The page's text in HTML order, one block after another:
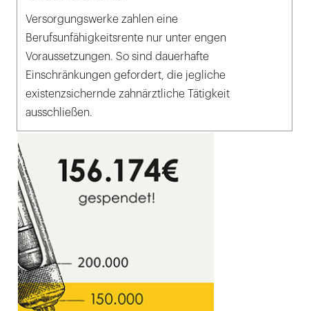
Versorgungswerke zahlen eine
Berufsunfähigkeitsrente nur unter engen
Voraussetzungen. So sind dauerhafte
Einschränkungen gefordert, die jegliche
existenzsichernde zahnärztliche Tätigkeit
ausschließen.